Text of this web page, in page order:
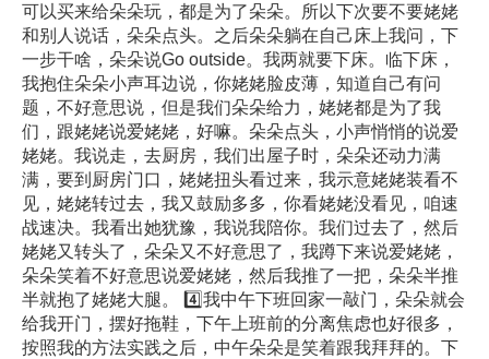
可以买来给朵朵玩，都是为了朵朵。所以下次要不要姥姥
和别人说话，朵朵点头。之后朵朵躺在自己床上我问，下
一步干啥，朵朵说Go outside。我两就要下床。临下床，
我抱住朵朵小声耳边说，你姥姥脸皮薄，知道自己有问
题，不好意思说，但是我们朵朵给力，姥姥都是为了我
们，跟姥姥说爱姥姥，好嘛。朵朵点头，小声悄悄的说爱
姥姥。我说走，去厨房，我们出屋子时，朵朵还动力满
满，要到厨房门口，姥姥扭头看过来，我示意姥姥装看不
见，姥姥转过去，我又鼓励多多，你看姥姥没看见，咱速
战速决。我看出她犹豫，我说我陪你。我们过去了，然后
姥姥又转头了，朵朵又不好意思了，我蹲下来说爱姥姥，
朵朵笑着不好意思说爱姥姥，然后我推了一把，朵朵半推
半就抱了姥姥大腿。 4️⃣我中午下班回家一敲门，朵朵就会
给我开门，摆好拖鞋，下午上班前的分离焦虑也好很多，
按照我的方法实践之后，中午朵朵是笑着跟我拜拜的。下